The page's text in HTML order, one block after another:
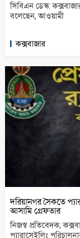
সিবিএন ডেস্ক:
বলেছেন, আওয়ামী
কক্সবাজার
দরিয়ানগর সৈকতে
আসামি গ্রেফতার
নিজস্ব প্রতিবেদক;
প্যারাসেইলিং